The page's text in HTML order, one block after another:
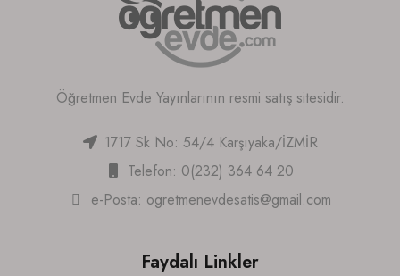
Öğretmen Evde Yayınlarının resmi satış sitesidir.
1717 Sk No: 54/4 Karşıyaka/İZMİR
Telefon: 0(232) 364 64 20
e-Posta: ogretmenevdesatis@gmail.com
Faydalı Linkler